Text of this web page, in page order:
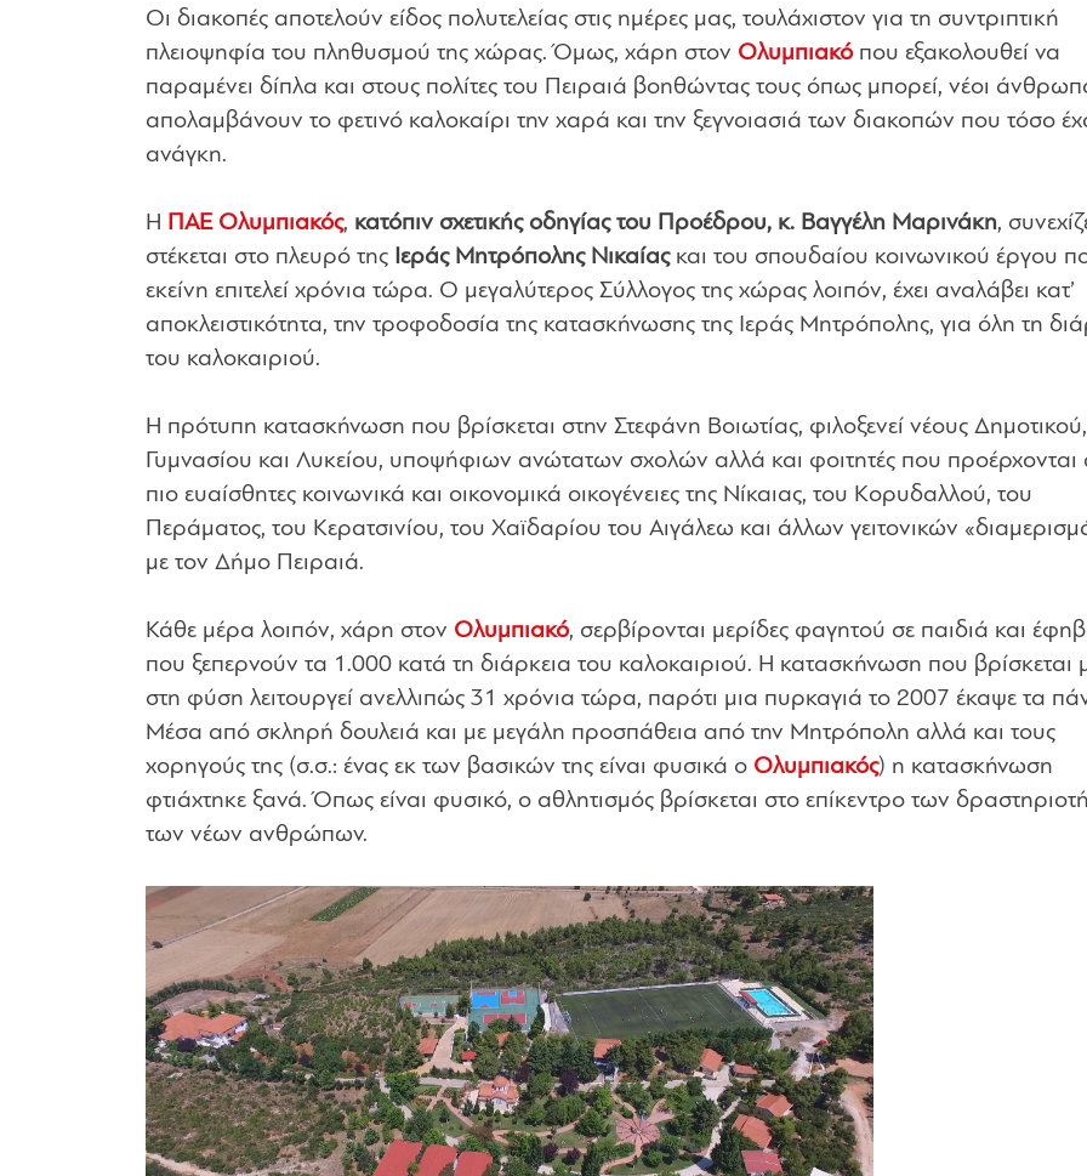
Οι διακοπές αποτελούν είδος πολυτελείας στις ημέρες μας, τουλάχιστον για τη συντριπτική
πλειοψηφία του πληθυσμού της χώρας. Όμως, χάρη στον Ολυμπιακό που εξακολουθεί να
παραμένει δίπλα και στους πολίτες του Πειραιά βοηθώντας τους όπως μπορεί, νέοι
απολαμβάνουν το φετινό καλοκαίρι την χαρά και την ξεγνοιασιά των διακοπών που τόσο
ανάγκη.
Η ΠΑΕ Ολυμπιακός, κατόπιν σχετικής οδηγίας του Προέδρου, κ. Βαγγέλη Μαρινάκη,
στέκεται στο πλευρό της Ιεράς Μητρόπολης Νικαίαςκαι του σπουδαίου κοινωνικού έργου
εκείνη επιτελεί χρόνια τώρα. Ο μεγαλύτερος Σύλλογος της χώρας λοιπόν, έχει αναλάβει κατ’
αποκλειστικότητα, την τροφοδοσία της κατασκήνωσης της Ιεράς Μητρόπολης, για όλη τη
του καλοκαιριού.
Η πρότυπη κατασκήνωση που βρίσκεται στην Στεφάνη Βοιωτίας, φιλοξενεί νέους Δημοτικού,
Γυμνασίου και Λυκείου, υποψήφιων ανώτατων σχολών αλλά και φοιτητές που προέρχονται
πιο ευαίσθητες κοινωνικά και οικονομικά οικογένειες της Νίκαιας, του Κορυδαλλού, του
Περάματος, του Κερατσινίου, του Χαϊδαρίου του Αιγάλεω και άλλων γειτονικών
με τον Δήμο Πειραιά.
Κάθε μέρα λοιπόν, χάρη στον Ολυμπιακό, σερβίρονται μερίδες φαγητού σε παιδιά και
που ξεπερνούν τα 1.000 κατά τη διάρκεια του καλοκαιριού. Η κατασκήνωση που βρίσκεται
στη φύση λειτουργεί ανελλιπώς 31 χρόνια τώρα, παρότι μια πυρκαγιά το 2007 έκαψε τα
Μέσα από σκληρή δουλειά και με μεγάλη προσπάθεια από την Μητρόπολη αλλά και τους
χορηγούς της (σ.σ.: ένας εκ των βασικών της είναι φυσικά ο Ολυμπιακός) η κατασκήνωση
φτιάχτηκε ξανά. Όπως είναι φυσικό, ο αθλητισμός βρίσκεται στο επίκεντρο των
των νέων ανθρώπων.